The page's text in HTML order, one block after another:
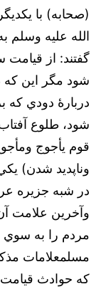
(صحابه) با
الله عليه وسلم
گفتند: از
شود مگر اين كه
دربارۀ دودي كه
شود، طلوع
قوم يأجوج
وناپديد شدن)
در شبه جزيره
وآخرين علامت
مردم را به
مسلمعلامات
که حوادث